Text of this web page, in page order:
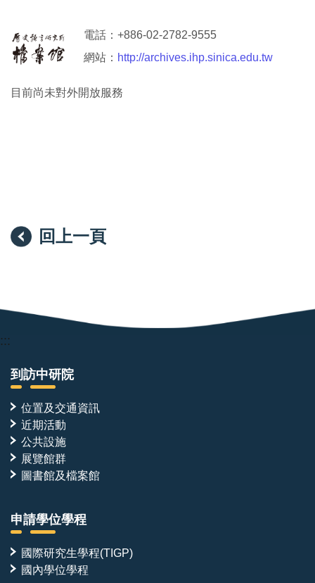
電話：+886-02-2782-9555
網站： http://archives.ihp.sinica.edu.tw
目前尚未對外開放服務
回上一頁
:::
到訪中研院
位置及交通資訊
近期活動
公共設施
展覽館群
圖書館及檔案館
申請學位學程
國際研究生學程(TIGP)
國內學位學程